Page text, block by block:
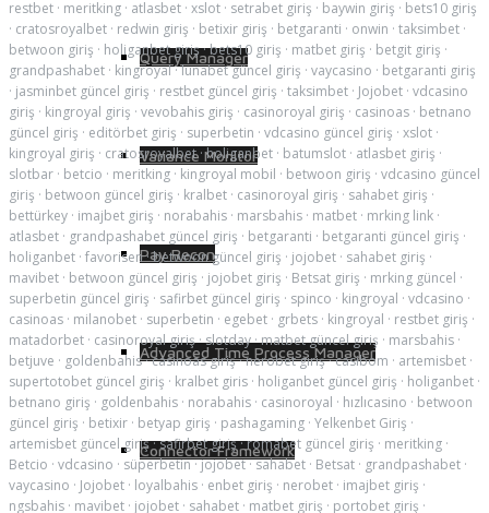
Query Manager
Variance Monitor
Pay Recon
Advanced Time Process Manager
Connector Framework
restbet · meritking · atlasbet · xslot · setrabet giriş · baywin giriş · bets10 giriş
· cratosroyalbet · redwin giriş · betixir giriş · betgaranti · onwin · taksimbet ·
betwoon giriş · holiganbet giriş·bets10 giriş · matbet giriş · betgit giriş ·
grandpashabet · kingroyal·lunabet güncel giriş · vaycasino · betgaranti giriş
· jasminbet güncel giriş · restbet güncel giriş · taksimbet · Jojobet · vdcasino
giriş · kingroyal giriş · vevobahis giriş · casinoroyal giriş · casinoas · betnano
güncel giriş · editörbet giriş · superbetin · vdcasino güncel giriş · xslot ·
kingroyal giriş · cratosroyalbet·holiganbet · batumslot · atlasbet giriş ·
slotbar · betcio · meritking · kingroyal mobil · betwoon giriş · vdcasino güncel
giriş · betwoon güncel giriş · kralbet · casinoroyal giriş · sahabet giriş ·
bettürkey · imajbet giriş · norabahis · marsbahis · matbet · mrking link ·
atlasbet · grandpashabet güncel giriş · betgaranti · betgaranti güncel giriş ·
holiganbet · favorisen·betwoon güncel giriş · jojobet · sahabet giriş ·
mavibet · betwoon güncel giriş · jojobet giriş · Betsat giriş · mrking güncel ·
superbetin güncel giriş · safirbet güncel giriş · spinco · kingroyal · vdcasino ·
casinoas · milanobet · superbetin · egebet · grbets · kingroyal · restbet giriş ·
matadorbet · casinoroyal giriş·slotday·matbet güncel giriş · marsbahis ·
betjuve · goldenbahis·casinoas giriş·nerobet giriş·casibom · artemisbet ·
supertotobet güncel giriş · kralbet giris · holiganbet güncel giriş · holiganbet ·
betnano giriş · goldenbahis · norabahis · casinoroyal · hızlıcasino · betwoon
güncel giriş · betixir · betyap giriş · pashagaming · Yelkenbet Giriş ·
artemisbet güncel giriş·safirbet giriş·romabet güncel giriş · meritking ·
Betcio · vdcasino · süperbetin·jojobet·sahabet · Betsat · grandpashabet ·
vaycasino · Jojobet · loyalbahis · enbet giriş · nerobet · imajbet giriş ·
ngsbahis · mavibet · jojobet · sahabet · matbet giriş · portobet giriş ·